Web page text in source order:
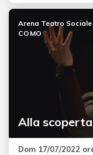
Alla
Arena Teatro Sociale
COMO
Dom 17/07/2022